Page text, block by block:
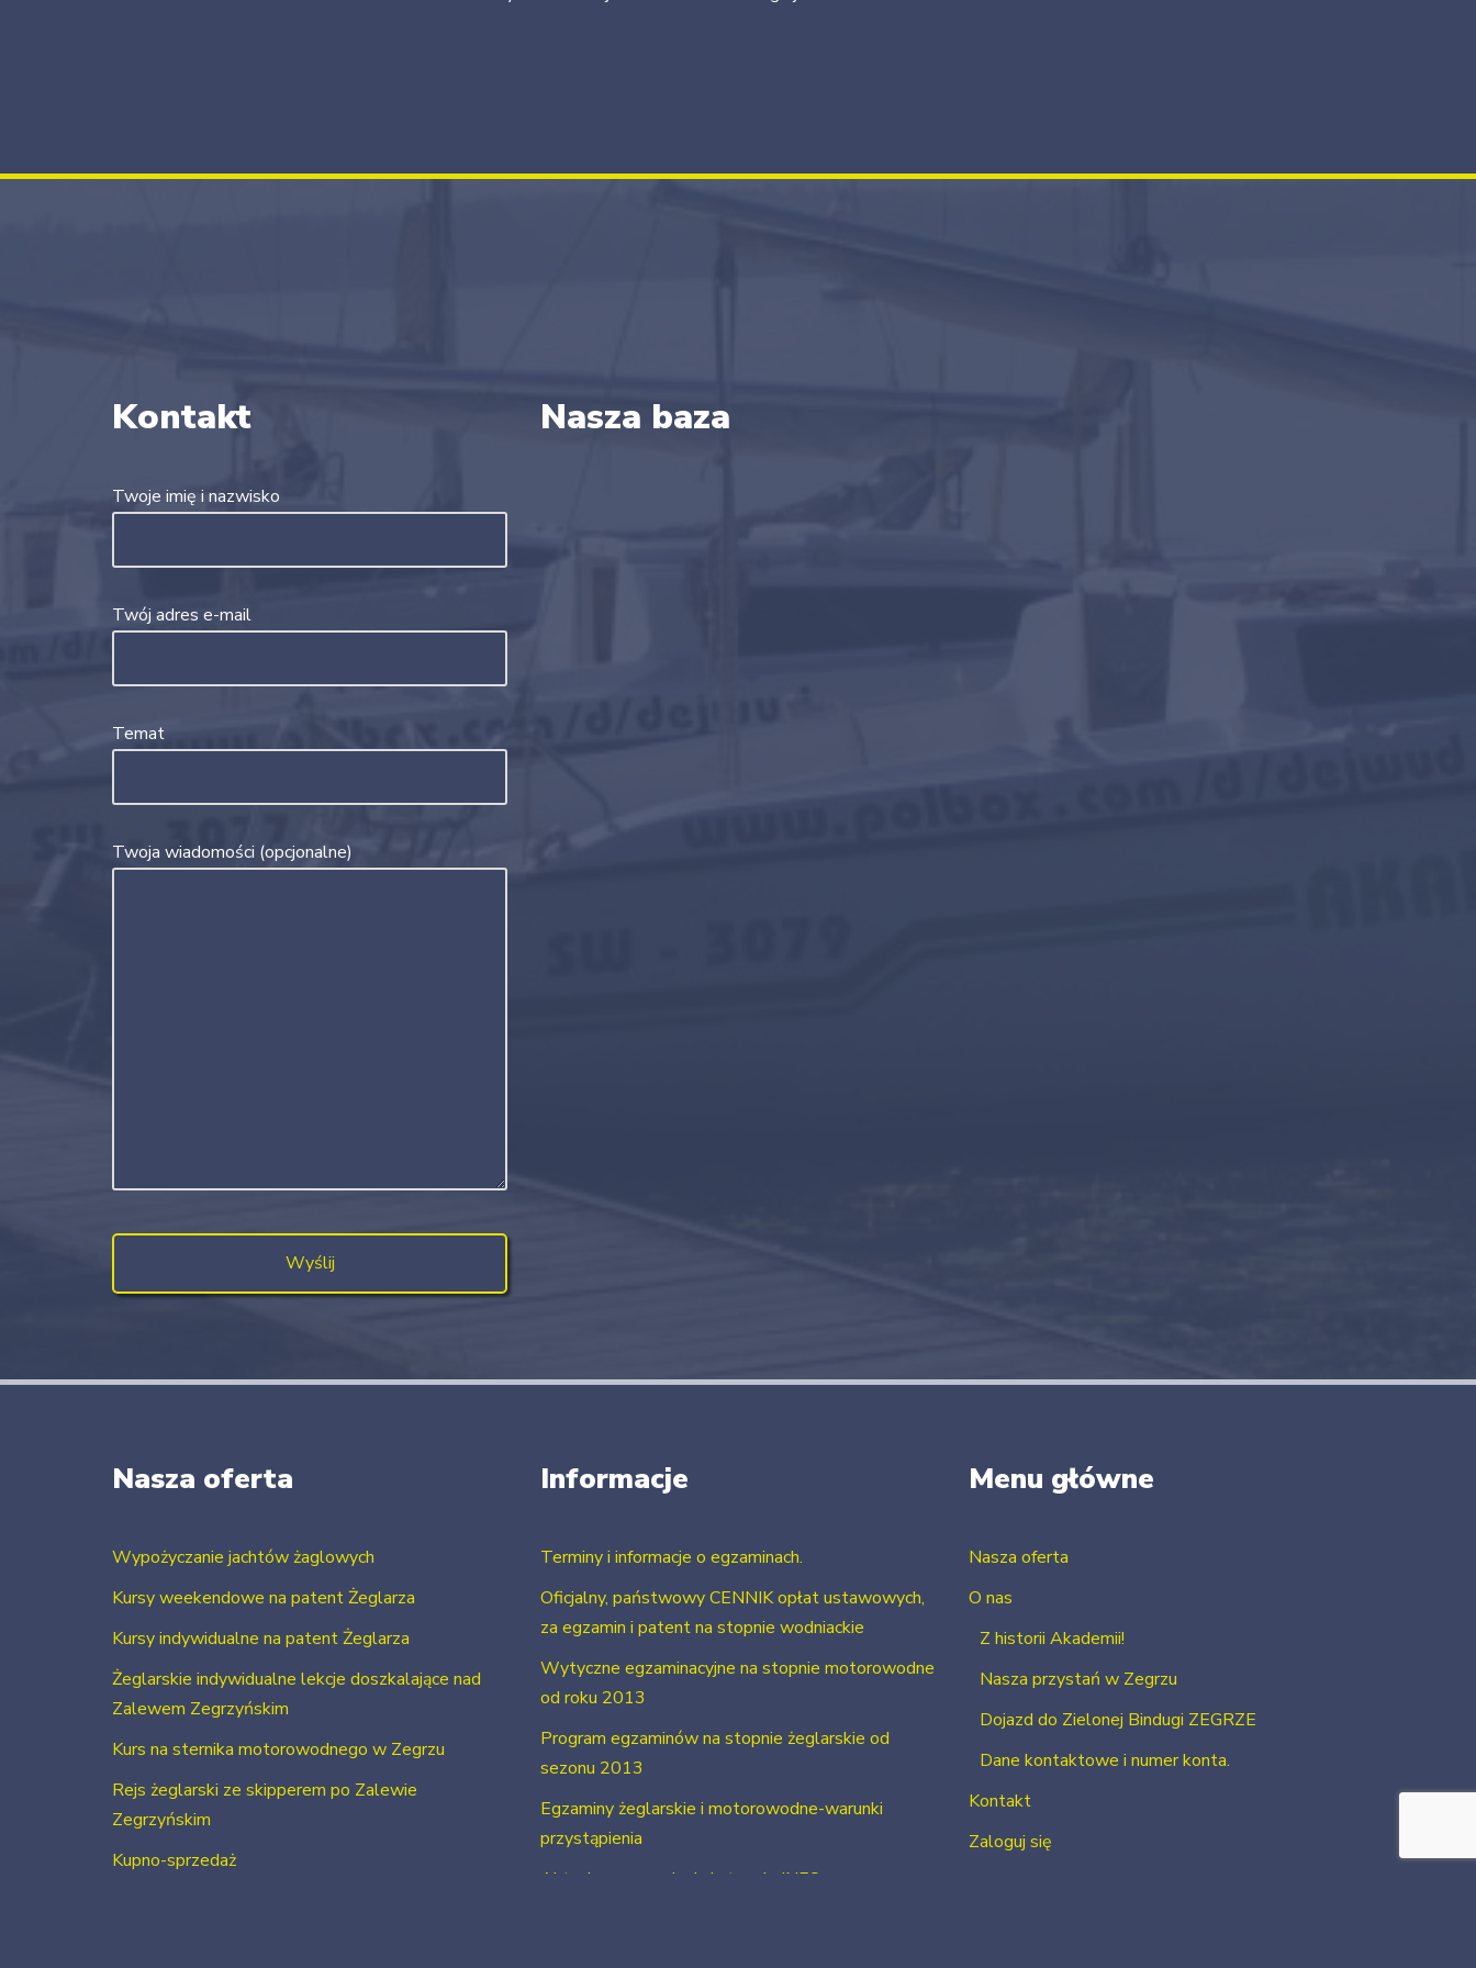
Kontakt
Twoje imię i nazwisko
Twój adres e-mail
Temat
Twoja wiadomości (opcjonalne)
Nasza baza
Nasza oferta
Wypożyczanie jachtów żaglowych
Kursy weekendowe na patent Żeglarza
Kursy indywidualne na patent Żeglarza
Żeglarskie indywidualne lekcje doszkalające nad
Zalewem Zegrzyńskim
Kurs na sternika motorowodnego w Zegrzu
Rejs żeglarski ze skipperem po Zalewie
Zegrzyńskim
Kupno-sprzedaż
Informacje
Terminy i informacje o egzaminach.
Oficjalny, państwowy CENNIK opłat ustawowych,
za egzamin i patent na stopnie wodniackie
Wytyczne egzaminacyjne na stopnie motorowodne
od roku 2013
Program egzaminów na stopnie żeglarskie od
sezonu 2013
Egzaminy żeglarskie i motorowodne-warunki
przystąpienia
Aktualne uprawnienia i stopnie INFO
Menu główne
Nasza oferta
O nas
Z historii Akademii!
Nasza przystań w Zegrzu
Dojazd do Zielonej Bindugi ZEGRZE
Dane kontaktowe i numer konta.
Kontakt
Zaloguj się